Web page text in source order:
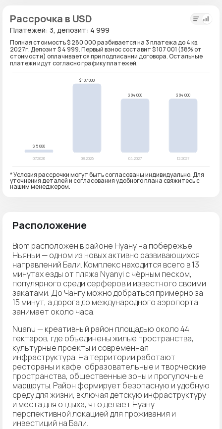
Рассрочка в USD
Платежей: 3, депозит: 4 999
Полная стоимость $ 280 000 разбивается на 3 платежа до 4 кв.
2027г. Депозит $ 4 999. Первый взнос составит $ 107 001 (38% от
стоимости) оплачивается при подписании договора. Остальные
платежи идут согласно графику платежей.
* Условия рассрочки могут быть согласованы индивидуально. Для
уточнения деталей и согласования удобного плана свяжитесь с
нашим менеджером.
Расположение
Biom расположен в районе Нуану на побережье
Ньяньи — одном из новых активно развивающихся
направлений Бали. Комплекс находится всего в 13
минутах езды от пляжа Nyanyi с чёрным песком,
популярного среди серферов и известного своими
закатами. До Чангу можно добраться примерно за
15 минут, а дорога до международного аэропорта
занимает около часа.
Nuanu — креативный район площадью около 44
гектаров, где объединены жилые пространства,
культурные проекты и современная
инфраструктура. На территории работают
рестораны и кафе, образовательные и творческие
пространства, общественные зоны и прогулочные
маршруты. Район формирует безопасную и удобную
среду для жизни, включая детскую инфраструктуру
и места для отдыха, что делает Нуану
перспективной локацией для проживания и
инвестиций на Бали.